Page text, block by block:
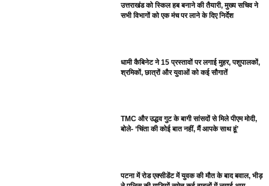
उत्तराखंड को स्किल हब बनाने की तैयारी, मुख्य सचिव ने
सभी विभागों को एक मंच पर लाने के दिए निर्देश
धामी कैबिनेट ने 15 प्रस्तावों पर लगाई मुहर, पशुपालकों,
श्रमिकों, छात्रों और युवाओं को कई सौगातें
TMC और उद्धव गुट के बागी सांसदों से मिले पीएम मोदी,
बोले- ‘चिंता की कोई बात नहीं, मैं आपके साथ हूं’
पटना में रोड एक्सीडेंट में युवक की मौत के बाद बवाल, भीड़